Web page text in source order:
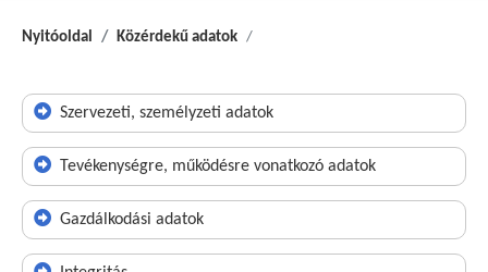
Nyitóoldal Közérdekű adatok
Szervezeti, személyzeti adatok
Tevékenységre, működésre vonatkozó adatok
Gazdálkodási adatok